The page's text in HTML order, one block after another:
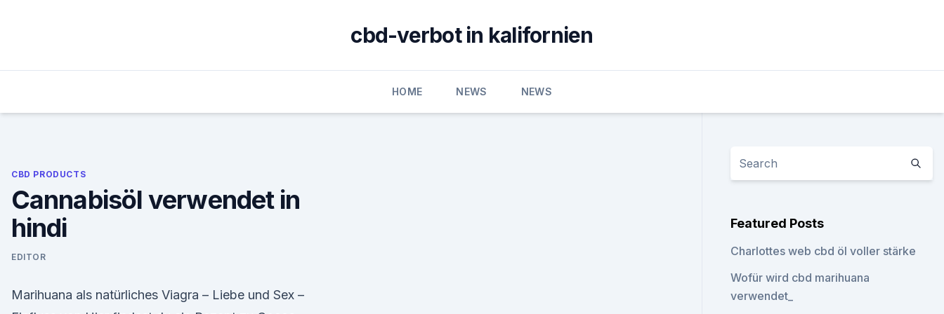
cbd-verbot in kalifornien
HOME NEWS NEWS
CBD PRODUCTS
Cannabisöl verwendet in
hindi
EDITOR
Marihuana als natürliches Viagra – Liebe und Sex –
Featured Posts
Charlottes web cbd öl voller stärke
Wofür wird cbd marihuana
verwendet_